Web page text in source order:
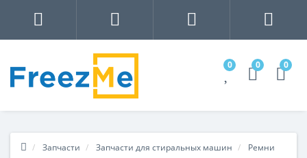
0 0 0
Запчасти Запчасти для стиральных машин Ремни